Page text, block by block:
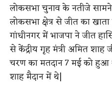
लोकसभा चुनाव के नतीजे
लोकसभा क्षेत्र से जीत का
गांधीनगर में भाजपा ने जीत
से केंद्रीय गृह मंत्री अमित
चरण का मतदान 7 मई को
शाह मैदान में थे|